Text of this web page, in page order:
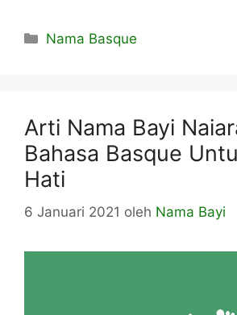
Kategori
Nama Basque
Arti Nama Bayi
Bahasa Basque
Hati
6 Januari 2021 oleh Nama Bayi